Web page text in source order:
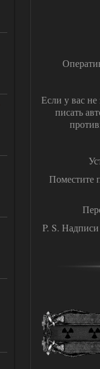
Если у вас
писать
Поместите
P. S.